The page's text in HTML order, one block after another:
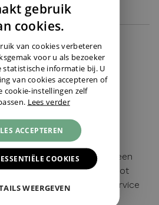
Belgie
voor wat uitleg van een
achteraf en zeer vlot
Juwelier Burger is Top service
GERMAN
gebruik
cookies.
van cookies verbeteren
voor u als bezoeker
statistische informatie bij. U
van cookies accepteren of
cookie-instellingen zelf
Lees verder
ACCEPTEREN
COOKIES
WEERGEVEN